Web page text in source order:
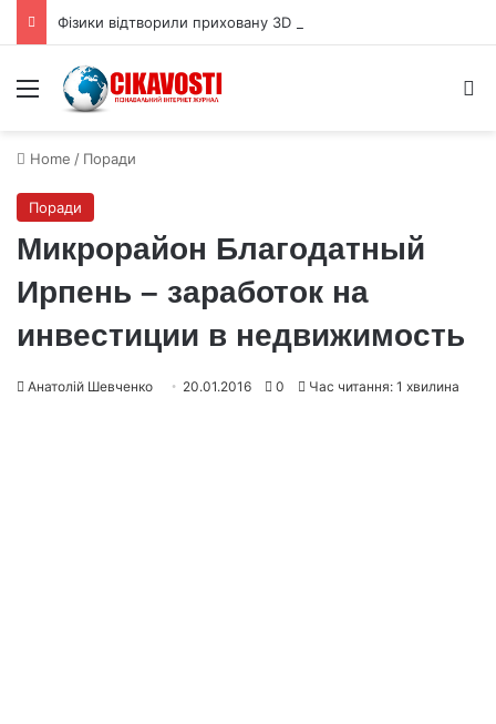
Menu
Home / Поради
Поради
Микрорайон Благодатный
Ирпень – заработок на
инвестиции в недвижимость
Анатолій Шевченко 20.01.2016 0 Час читання: 1 хвилина